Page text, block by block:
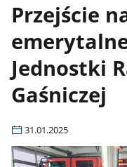
Przejście
Jednostki
Gaśniczej
31.01.2025